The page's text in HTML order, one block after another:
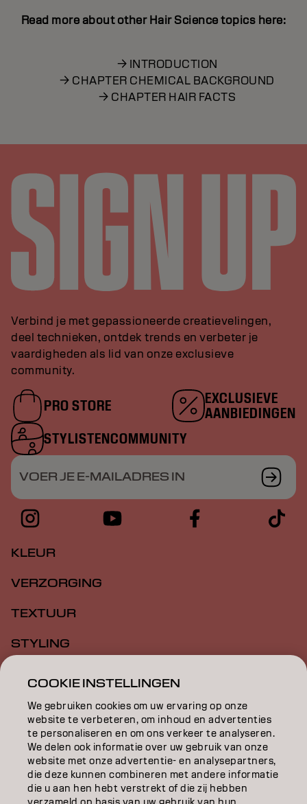
Read more about other Hair Science topics here:
→ INTRODUCTION
→ CHAPTER CHEMICAL BACKGROUND
→ CHAPTER HAIR FACTS
Verbind je met gepassioneerde creatievelingen,
deel technieken, ontdek trends en verbeter je
vaardigheden als lid van onze exclusieve
community.
PRO STORE
EXCLUSIEVE
AANBIEDINGEN
STYLISTENCOMMUNITY
VOER JE E-MAILADRES IN
KLEUR
VERZORGING
TEXTUUR
STYLING
EDUCATION
OVER
SALONVINDER
WORD PARTNER
COOKIE INSTELLINGEN
We gebruiken cookies om uw ervaring op onze
website te verbeteren, om inhoud en advertenties
te personaliseren en om ons verkeer te analyseren.
We delen ook informatie over uw gebruik van onze
website met onze advertentie- en analysepartners,
die deze kunnen combineren met andere informatie
die u aan hen hebt verstrekt of die zij hebben